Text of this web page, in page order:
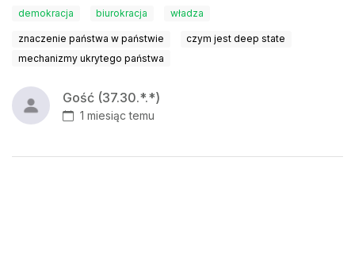
demokracja biurokracja władza
znaczenie państwa w państwie
czym jest deep state
mechanizmy ukrytego państwa
Gość (37.30.*.*)
1 miesiąc temu